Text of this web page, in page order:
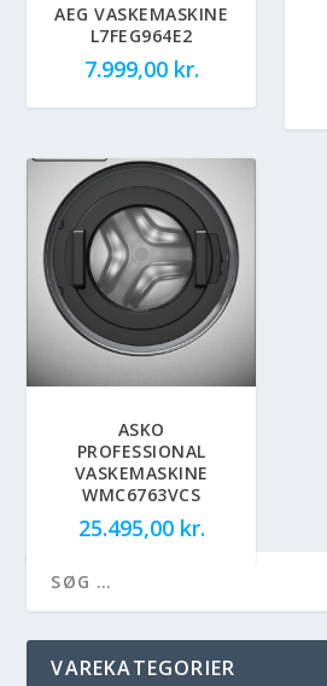
AEG VASKEMASKINE
L7FEG964E2
7.999,00 kr.
ASKO
PROFESSIONAL
VASKEMASKINE
WMC6763VCS
25.495,00 kr.
VAREKATEGORIER